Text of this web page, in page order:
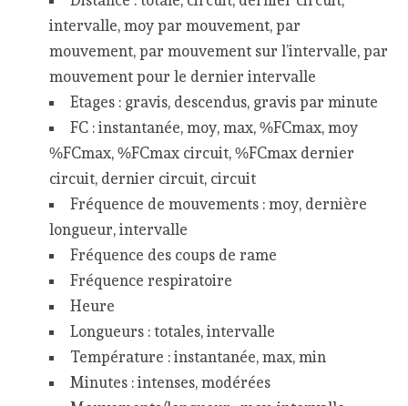
intervalle, moy par mouvement, par
mouvement, par mouvement sur l’intervalle, par
mouvement pour le dernier intervalle
Etages : gravis, descendus, gravis par minute
FC : instantanée, moy, max, %FCmax, moy
%FCmax, %FCmax circuit, %FCmax dernier
circuit, dernier circuit, circuit
Fréquence de mouvements : moy, dernière
longueur, intervalle
Fréquence des coups de rame
Fréquence respiratoire
Heure
Longueurs : totales, intervalle
Température : instantanée, max, min
Minutes : intenses, modérées